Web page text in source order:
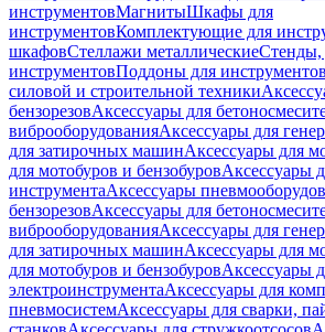
инструментовМагнитыШкафы для
инструментовКомплектующие для
шкафовСтеллажи металлическиеСтенды,
инструментовПоддоны для инструментов
силовой и строительной техники
бензорезовАксессуары для
виброоборудованияАксессуары для
для затирочных машинАксессуары для
для мотобуров и бензобуровАксессуары
инструментаАксессуары
бензорезовАксессуары для
виброоборудованияАксессуары для
для затирочных машинАксессуары для
для мотобуров и бензобуровАксессуары
электроинструментаАксессуары для
пневмосистемАксессуары для сварки,